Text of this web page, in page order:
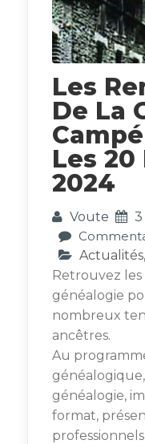
Les
De La
Les 20
2024
Voute
Actualités,
Retrouvez
généalogie
nombreux
ancêtres.
Au
généalogie,
format,